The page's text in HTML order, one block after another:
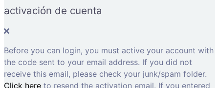
activación de cuenta
Before you can login, you must active your account with
the code sent to your email address. If you did not
receive this email, please check your junk/spam folder.
Click here to resend the activation email. If you entered